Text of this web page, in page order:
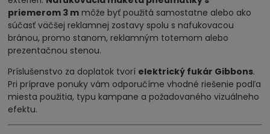
priemerom 3 m môže byť použitá samostatne alebo ako
súčasť väčšej reklamnej zostavy spolu s nafukovacou
bránou, promo stanom, reklamným totemom alebo
prezentačnou stenou.
Príslušenstvo za doplatok tvorí elektrický fukár Gibbons.
Pri príprave ponuky vám odporučíme vhodné riešenie podľa
miesta použitia, typu kampane a požadovaného vizuálneho
efektu.